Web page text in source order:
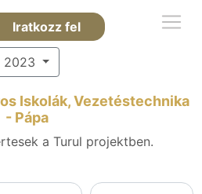
Iratkozz fel
2023
Iskolák, Vezetéstechnika
- Pápa
a Turul projektben.